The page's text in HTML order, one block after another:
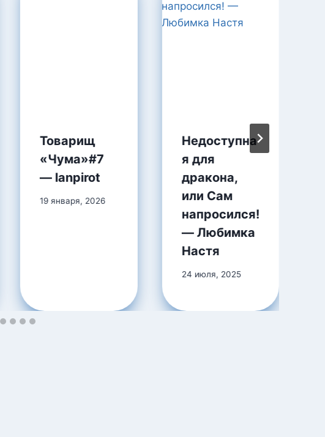
Товарищ
«Чума»#7
— lanpirot
19 января, 2026
Недоступна
я для
дракона,
или Сам
напросился!
— Любимка
Настя
24 июля, 2025